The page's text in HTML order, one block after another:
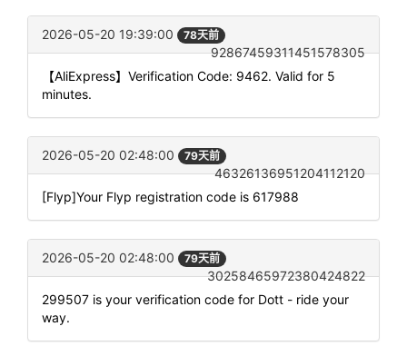
2026-05-20 19:39:00 78天前
92867459311451578305
【AliExpress】Verification Code: 9462. Valid for 5
minutes.
2026-05-20 02:48:00 79天前
46326136951204112120
[Flyp]Your Flyp registration code is 617988
2026-05-20 02:48:00 79天前
30258465972380424822
299507 is your verification code for Dott - ride your
way.